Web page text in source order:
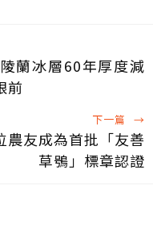
蘭冰層60年厚度減
前
下一篇 →
農友成為首批「友善
草鴞」標章認證